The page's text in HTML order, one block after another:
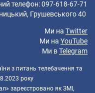
телефон: 097-618-67-71
Грушевського 40
Ми на Twitter
Ми на YouTube
Ми вTelegram
з питань телебачення та
року
зареєстровано як ЗМІ,